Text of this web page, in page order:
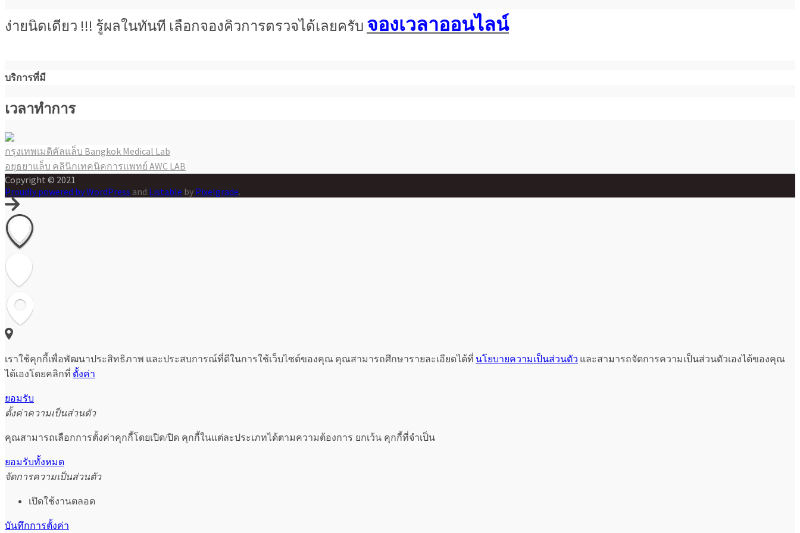
ง่ายนิดเดียว !!! รู้ผลในทันที เลือกจองคิวการตรวจได้เลยครับ จองเวลาออนไลน์
บริการที่มี
เวลาทำการ
แนะแนว
เรื่อง
กรุงเทพเมดิคัลแล็บ Bangkok Medical Lab
อยุธยาแล็บ คลินิกเทคนิคการแพทย์ AWC LAB
Copyright © 2021
Proudly powered by WordPress and Listable by Pixelgrade.
เราใช้คุกกี้เพื่อพัฒนาประสิทธิภาพ และประสบการณ์ที่ดีในการใช้เว็บไซต์ของคุณ คุณสามารถศึกษารายละเอียดได้ที่ นโยบายความเป็นส่วนตัว และสามารถจัดการความเป็นส่วนตัวเองได้ของคุณ
ได้เองโดยคลิกที่ ตั้งค่า
ยอมรับ
ตั้งค่าความเป็นส่วนตัว
คุณสามารถเลือกการตั้งค่าคุกกี้โดยเปิด/ปิด คุกกี้ในแต่ละประเภทได้ตามความต้องการ ยกเว้น คุกกี้ที่จำเป็น
ยอมรับทั้งหมด
จัดการความเป็นส่วนตัว
เปิดใช้งานตลอด
บันทึกการตั้งค่า